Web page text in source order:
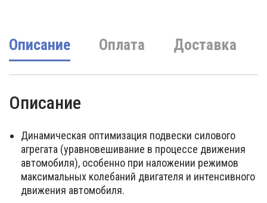
Описание Оплата Доставка
Описание
Динамическая оптимизация подвески силового
агрегата (уравновешивание в процессе движения
автомобиля), особенно при наложении режимов
максимальных колебаний двигателя и интенсивного
движения автомобиля.